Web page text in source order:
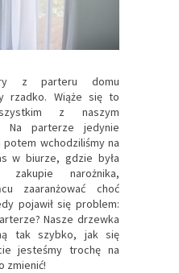
z parteru domu
rzadko. Wiąże się to
z naszym
Na parterze jedynie
wchodziliśmy na
w biurze, gdzie była
narożnika,
zaaranżować choć
pojawił się problem:
Nasze drzewka
tak szybko, jak się
jesteśmy trochę na
zmienić!